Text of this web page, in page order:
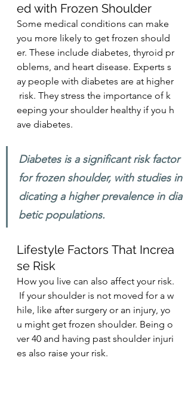
ed with Frozen Shoulder
Some medical conditions can make
you more likely to get frozen should
er. These include diabetes, thyroid pr
oblems, and heart disease. Experts s
ay people with diabetes are at higher
risk. They stress the importance of k
eeping your shoulder healthy if you h
ave diabetes.
Diabetes is a significant risk factor
for frozen shoulder, with studies in
dicating a higher prevalence in dia
betic populations.
Lifestyle Factors That Increa
se Risk
How you live can also affect your risk.
If your shoulder is not moved for a w
hile, like after surgery or an injury, yo
u might get frozen shoulder. Being o
ver 40 and having past shoulder injuri
es also raise your risk.